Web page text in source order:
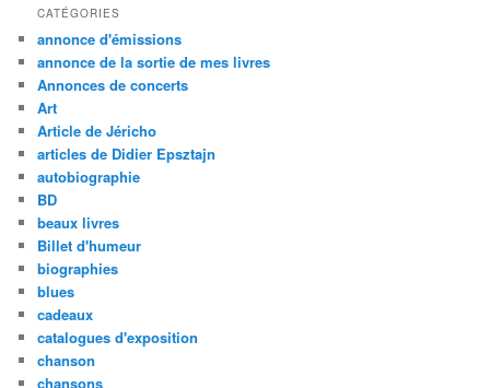
CATÉGORIES
annonce d'émissions
annonce de la sortie de mes livres
Annonces de concerts
Art
Article de Jéricho
articles de Didier Epsztajn
autobiographie
BD
beaux livres
Billet d'humeur
biographies
blues
cadeaux
catalogues d'exposition
chanson
chansons